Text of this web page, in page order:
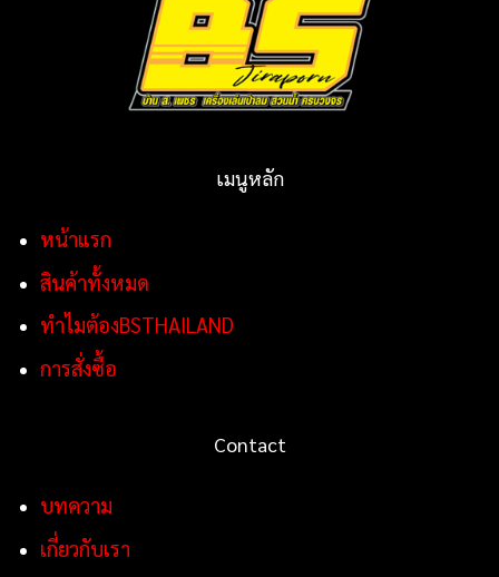
เมนูหลัก
หน้าแรก
สินค้าทั้งหมด
ทำไมต้องBSTHAILAND
การสั่งซื้อ
Contact
บทความ
เกี่ยวกับเรา